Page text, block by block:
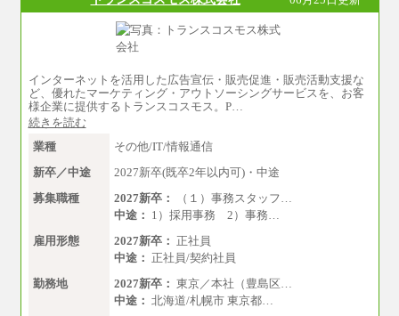
中途：
■総合コース＜オープン採用（全国型）＞
大学院卒 月給35.3万円、四年制大学卒 月給3
3.7万円
■総合コース＜オープン採用（地域型）＞
大学院卒 月給33.3万円、四年制大学卒 月給3
1.7万円
四年制大学・大学院卒 月給26.8万円
短大・専門卒 月給24.0万円
※上記全てのコースにおいて、退職金前払給：
一律3.7万円を含む
※試用期間中も給与に変更はございません
上記の新卒給与を下限に、これまでの経験・ス
キルを考慮し、当社規定に従って決定いたしま
インターネットを活用した広告宣伝・販売促進・販売活動支援な
ど、優れたマーケティング・アウトソーシングサービスを、お客
様企業に提供するトランスコスモス。P…
続きを読む
業種
その他/IT/情報通信
新卒／中途
2027新卒(既卒2年以内可)・中途
募集職種
2027新卒：
（１）事務スタッフ…
中途： 1）採用事務 2）事務…
雇用形態
2027新卒： 正社員
中途： 正社員/契約社員
勤務地
2027新卒： 東京／本社（豊島区…
中途： 北海道/札幌市 東京都…